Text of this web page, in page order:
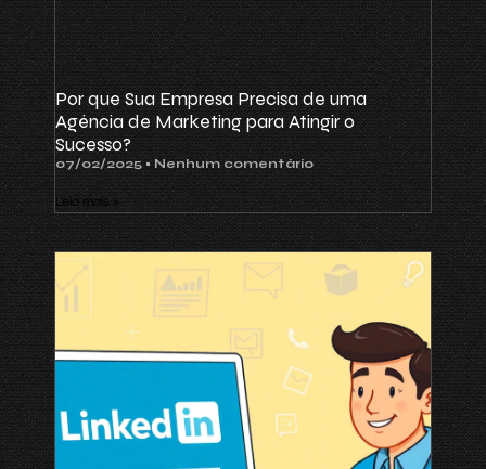
Por que Sua Empresa Precisa de uma
Agência de Marketing para Atingir o
Sucesso?
07/02/2025 Nenhum comentário
Leia mais »